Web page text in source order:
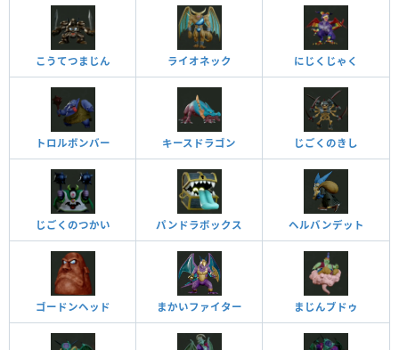
こうてつまじん ライオネック にじくじゃく
トロルボンバー キースドラゴン じごくのきし
じごくのつかい パンドラボックス ヘルバンデット
ゴードンヘッド まかいファイター まじんブドゥ